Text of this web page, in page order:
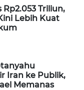
Triliun,
Lebih Kuat
Iran ke Publik,
Memanas